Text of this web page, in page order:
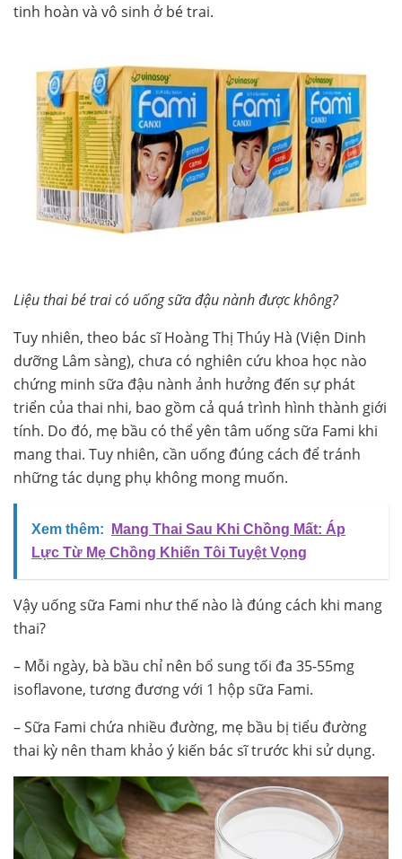
tinh hoàn và vô sinh ở bé trai.
Liệu thai bé trai có uống sữa đậu nành được không?
Tuy nhiên, theo bác sĩ Hoàng Thị Thúy Hà (Viện Dinh
dưỡng Lâm sàng), chưa có nghiên cứu khoa học nào
chứng minh sữa đậu nành ảnh hưởng đến sự phát
triển của thai nhi, bao gồm cả quá trình hình thành giới
tính. Do đó, mẹ bầu có thể yên tâm uống sữa Fami khi
mang thai. Tuy nhiên, cần uống đúng cách để tránh
những tác dụng phụ không mong muốn.
Xem thêm:
Mang Thai Sau Khi Chồng Mất: Áp
Lực Từ Mẹ Chồng Khiến Tôi Tuyệt Vọng
Vậy uống sữa Fami như thế nào là đúng cách khi mang
thai?
– Mỗi ngày, bà bầu chỉ nên bổ sung tối đa 35-55mg
isoflavone, tương đương với 1 hộp sữa Fami.
– Sữa Fami chứa nhiều đường, mẹ bầu bị tiểu đường
thai kỳ nên tham khảo ý kiến bác sĩ trước khi sử dụng.